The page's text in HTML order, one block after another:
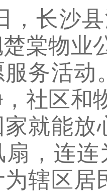
，长沙
棠物业
务活动
社区和
就能放
扇，连
辖区居